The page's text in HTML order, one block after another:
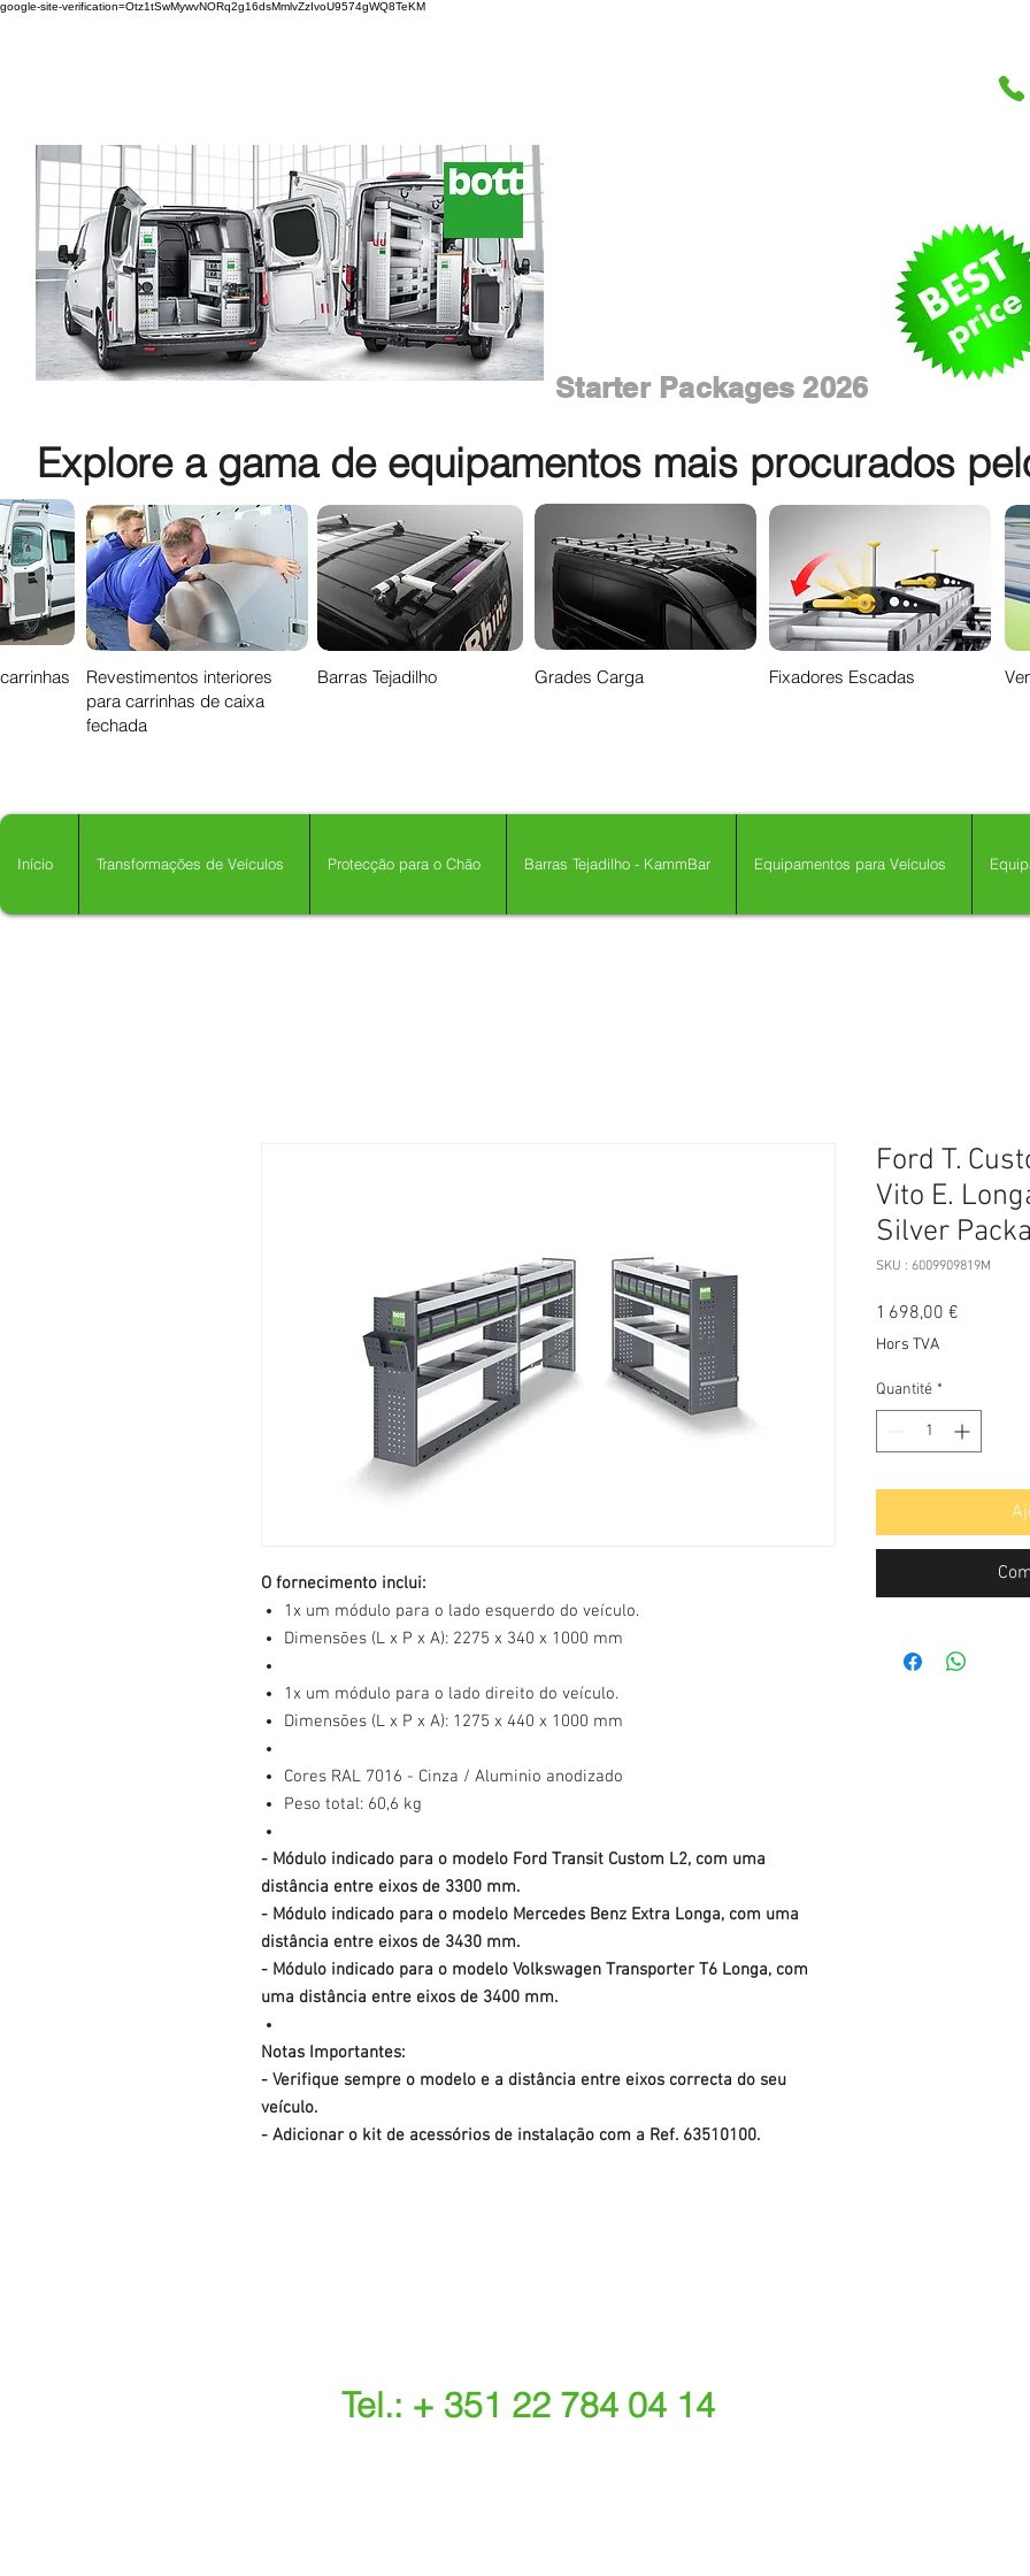
google-site-verification=Otz1tSwMywvNORq2g16dsMmlvZzIvoU9574gWQ8TeKM
Starter Packages 2026
Explore a gama de equipamentos mais procurados
Revestimentos interiores
para carrinhas de caixa
fechada
Barras Tejadilho Grades Carga Fixadores Escadas
Início Transformações de Veículos Protecção para o Chão Barras Tejadilho - KammBar Equipamentos para Veículos
O fornecimento inclui:
1x um módulo para o lado esquerdo do veículo.
Dimensões (L x P x A): 2275 x 340 x 1000 mm
1x um módulo para o lado direito do veículo.
Dimensões (L x P x A): 1275 x 440 x 1000 mm
Cores RAL 7016 - Cinza / Aluminio anodizado
Peso total: 60,6 kg
- Módulo indicado para o modelo Ford Transit Custom L2, com uma
distância entre eixos de 3300 mm.
- Módulo indicado para o modelo Mercedes Benz Extra Longa, com uma
distância entre eixos de 3430 mm.
- Módulo indicado para o modelo Volkswagen Transporter T6 Longa, com
uma distância entre eixos de 3400 mm.
Notas Importantes:
- Verifique sempre o modelo e a distância entre eixos correcta do seu
veículo.
- Adicionar o kit de acessórios de instalação com a Ref. 63510100.
Ford T.
Vito E.
Silver
SKU : 6009909819M
1 698,00 €
Hors TVA
Quantité *
Tel.: + 351 22 784 04 14